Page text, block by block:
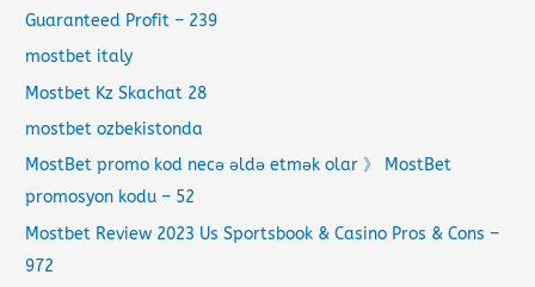
Guaranteed Profit – 239
mostbet italy
Mostbet Kz Skachat 28
mostbet ozbekistonda
MostBet promo kod necə əldə etmək olar 》 MostBet
promosyon kodu – 52
Mostbet Review 2023 Us Sportsbook & Casino Pros & Cons –
972